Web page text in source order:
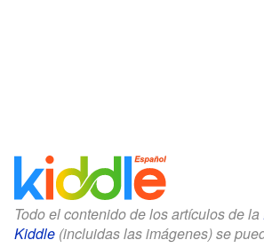
Todo el contenido de los artículos de la
Kiddle (incluidas las imágenes) se